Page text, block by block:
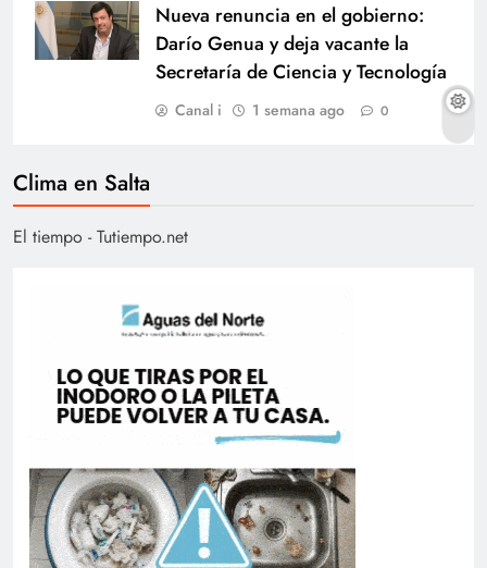
Nueva renuncia en el gobierno:
Darío Genua y deja vacante la
Secretaría de Ciencia y Tecnología
Canal i 1 semana ago 0
Clima en Salta
El tiempo - Tutiempo.net